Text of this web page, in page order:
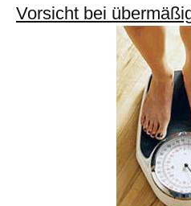
Vorsicht bei